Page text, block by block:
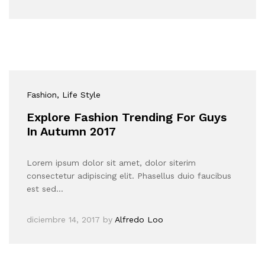
Fashion, Life Style
Explore Fashion Trending For Guys
In Autumn 2017
Lorem ipsum dolor sit amet, dolor siterim
consectetur adipiscing elit. Phasellus duio faucibus
est sed…
diciembre 14, 2017 by Alfredo Loo